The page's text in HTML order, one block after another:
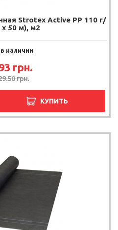
Strotex Active PP 110 г/
х 50 м), м2
наличии
грн.
грн.
КУПИТЬ